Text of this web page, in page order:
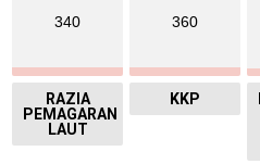
340
RAZIA
PEMAGARAN
LAUT
360
KKP